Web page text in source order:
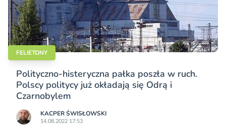
FELIETONY
Polityczno-histeryczna pałka poszła w ruch.
Polscy politycy już okładają się Odrą i
Czarnobylem
KACPER ŚWISŁO­WSKI
14.08.2022 17:53